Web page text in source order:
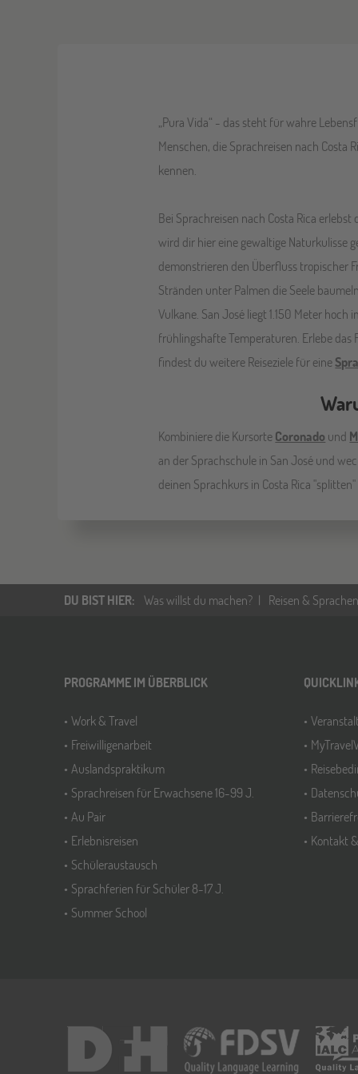
„Pura Vida“ - das steht für wahre
Menschen, die Sprachreisen nach
kennen.
Bei Sprachreisen nach Costa Rica
wird dir hier eine gewaltige Naturkulisse
demonstrieren den Überfluss tropischer
Stränden unter Palmen die Seele
Vulkane. San José liegt 1.150 Meter
frühlingshafte Temperaturen. Erlebe
findest du weitere Reiseziele für eine
Kombiniere die KursorteCoronado und
an der Sprachschule in San José und
deinen Sprachkurs in Costa Rica
DU BIST HIER: Was willst du machen? Reisen &
PROGRAMME IM ÜBERBLICK
Work & Travel
Freiwilligenarbeit
Auslandspraktikum
Sprachreisen für Erwachsene 16-99 J.
Au Pair
Erlebnisreisen
Schüleraustausch
Sprachferien für Schüler 8-17 J.
Summer School
Kontakt